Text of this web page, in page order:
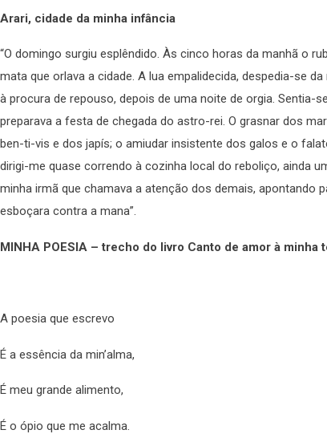
Arari, cidade da minha infância
“O domingo surgiu esplêndido. Às cinco horas da manhã o
mata que orlava a cidade. A lua empalidecida, despedia-se
à procura de repouso, depois de uma noite de orgia. Sentia-
preparava a festa de chegada do astro-rei. O grasnar dos
ben-ti-vis e dos japís; o amiudar insistente dos galos e o
dirigi-me quase correndo à cozinha local do reboliço, ainda
minha irmã que chamava a atenção dos demais, apontando
esboçara contra a mana”.
MINHA POESIA – trecho do livro Canto de amor à minha
A poesia que escrevo
É a essência da min’alma,
É meu grande alimento,
É o ópio que me acalma.